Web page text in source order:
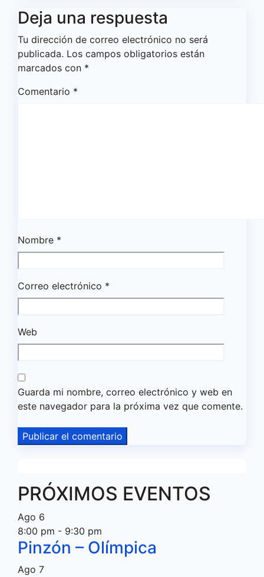
Deja una respuesta
Tu dirección de correo electrónico no será
publicada. Los campos obligatorios están
marcados con *
Comentario *
Nombre *
Correo electrónico *
Web
Guarda mi nombre, correo electrónico y web en
este navegador para la próxima vez que comente.
PRÓXIMOS EVENTOS
Ago 6
8:00 pm - 9:30 pm
Pinzón – Olímpica
Ago 7